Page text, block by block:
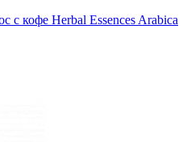
с кофе Herbal Essences Arabica